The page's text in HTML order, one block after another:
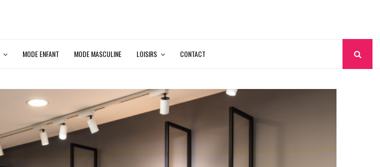
MODE ENFANT MODE MASCULINE LOISIRS CONTACT